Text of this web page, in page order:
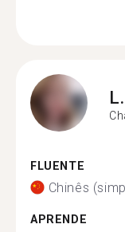
L.
FLUENTE
Chinês
APRENDE